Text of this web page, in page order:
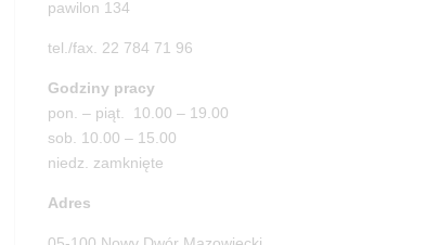
pawilon 134
tel./fax. 22 784 71 96
Godziny pracy
pon. – piąt. 10.00 – 19.00
sob. 10.00 – 15.00
niedz. zamknięte
Adres